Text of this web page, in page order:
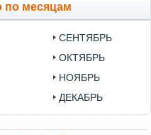
по месяцам
СЕНТЯБРЬ
ОКТЯБРЬ
НОЯБРЬ
ДЕКАБРЬ